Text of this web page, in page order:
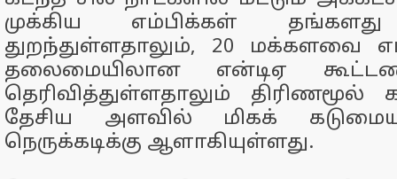
முக்கிய எம்பிக்கள்
துறந்துள்ளதாலும், 20 மக்களவை
தலைமையிலான என்டிஏ
தெரிவித்துள்ளதாலும் திரிணமூல்
தேசிய அளவில் மிகக்
நெருக்கடிக்கு ஆளாகியுள்ளது.